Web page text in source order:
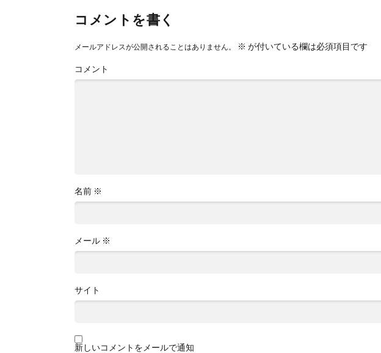
コメントを書く
メールアドレスが公開されることはありません。 ※ が付いている欄は必須項目です
コメント
名前 ※
メール ※
サイト
新しいコメントをメールで通知